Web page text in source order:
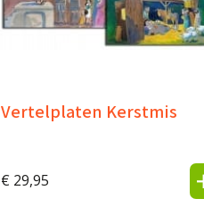
Vertelplaten Kerstmis
€ 29,95